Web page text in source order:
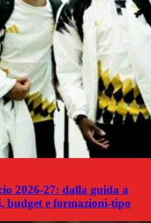
2026-27: dalla guida a
e formazioni-tipo